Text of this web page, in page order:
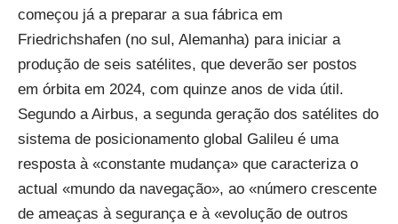
começou já a preparar a sua fábrica em
Friedrichshafen (no sul, Alemanha) para iniciar a
produção de seis satélites, que deverão ser postos
em órbita em 2024, com quinze anos de vida útil.
Segundo aAirbus, a segunda geração dos satélites do
sistema de posicionamento global Galileu é uma
resposta à «constante mudança» que caracteriza o
actual «mundo da navegação», ao «número crescente
de ameaças à segurança e à «evolução de outros